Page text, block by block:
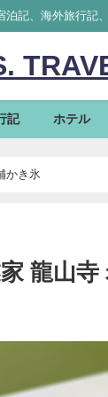
泊記、海外旅行記
記 ホテル
かき氷
龍山寺